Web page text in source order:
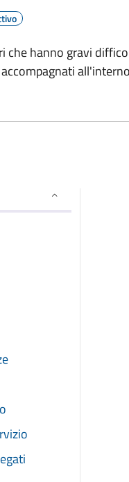
che hanno gravi